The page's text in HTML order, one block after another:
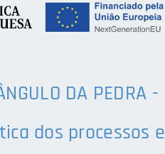
DA PEDRA -
dos processos e